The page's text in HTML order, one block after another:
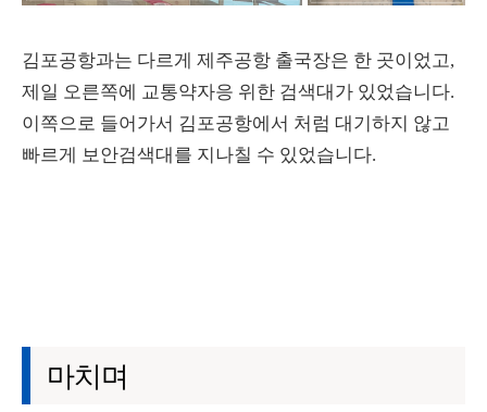
김포공항과는 다르게 제주공항 출국장은 한 곳이었고,
제일 오른쪽에 교통약자응 위한 검색대가 있었습니다.
이쪽으로 들어가서 김포공항에서 처럼 대기하지 않고
빠르게 보안검색대를 지나칠 수 있었습니다.
마치며